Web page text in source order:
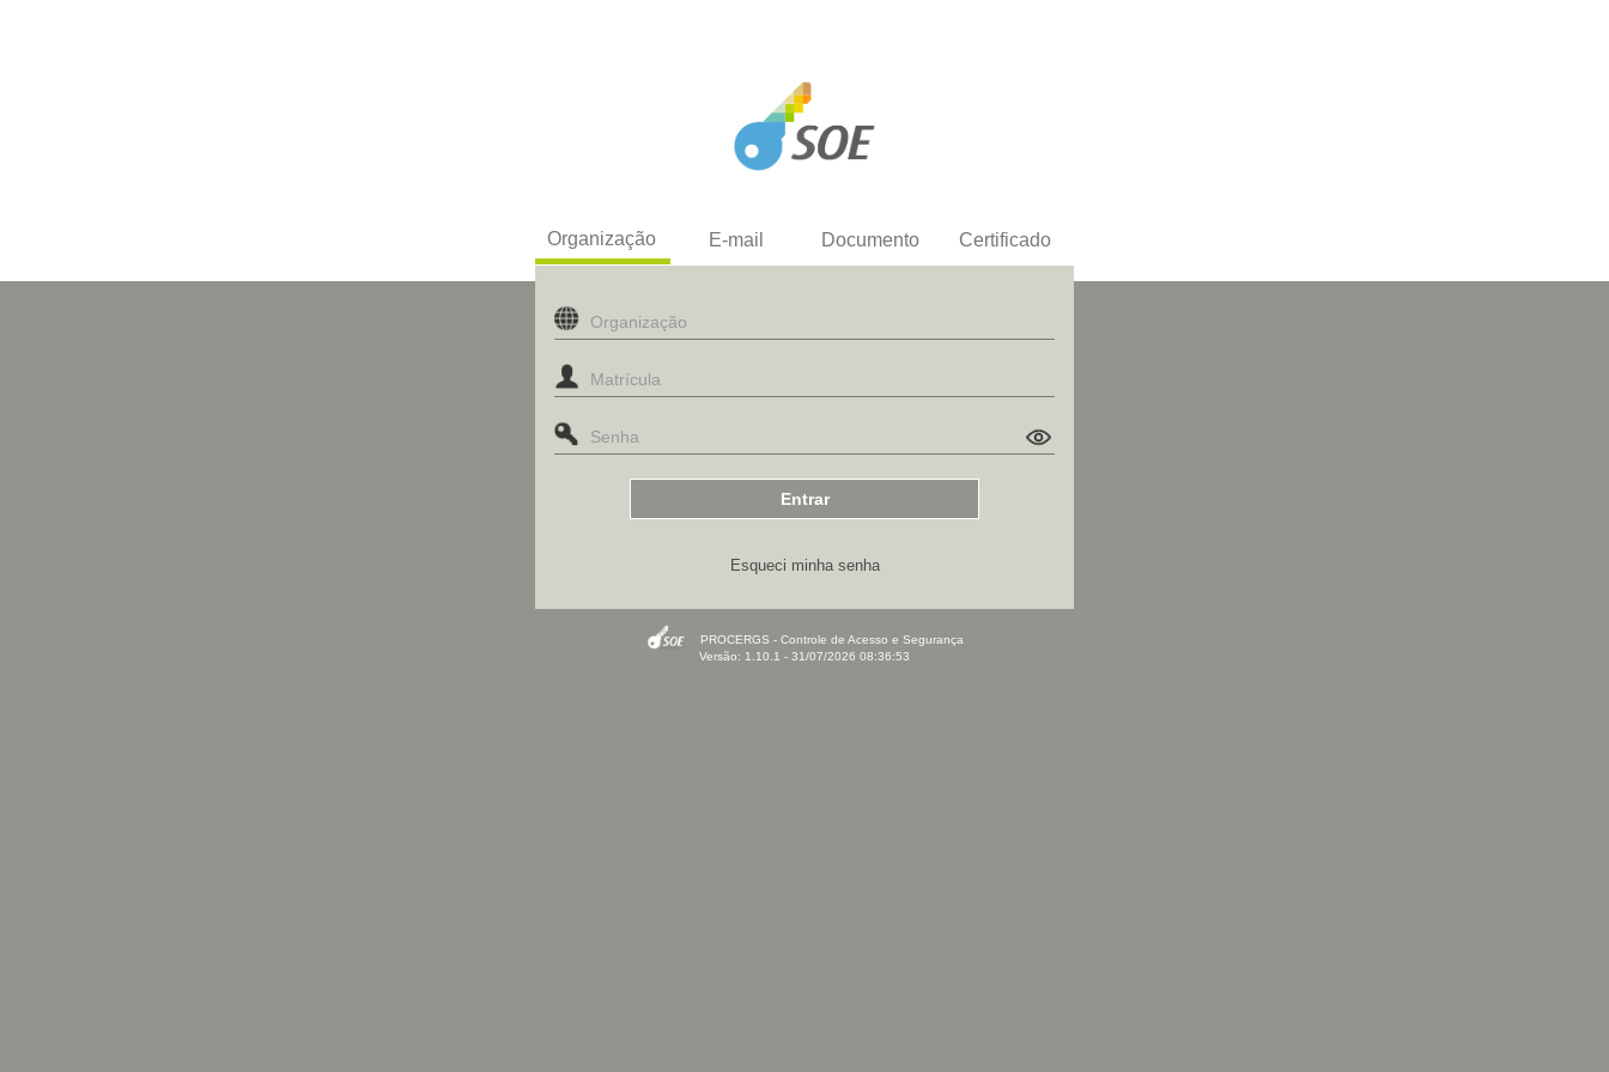
Organização E-mail Documento Certificado
Esqueci minha senha
PROCERGS - Controle de Acesso e Segurança
Versão: 1.10.1 - 31/07/2026 08:36:53